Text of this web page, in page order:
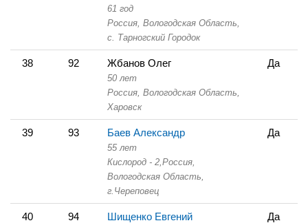
61 год
Россия, Вологодская Область,
с. Тарногский Городок
38 92 Жбанов Олег
50 лет
Россия, Вологодская Область,
Харовск
Да
39 93 Баев Александр
55 лет
Кислород - 2, Россия,
Вологодская Область,
г.Череповец
Да
40 94 Шищенко Евгений Да